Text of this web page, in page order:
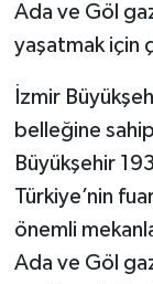
Ada ve Göl
yaşatmak için
İzmir
belleğine
Büyükşehir
Türkiye’nin
önemli
Ada ve Göl